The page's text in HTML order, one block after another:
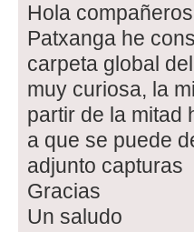
Hola
Patxanga he
carpeta global
muy curiosa, la
partir de la mitad
a que se puede
adjunto capturas
Gracias
Un saludo